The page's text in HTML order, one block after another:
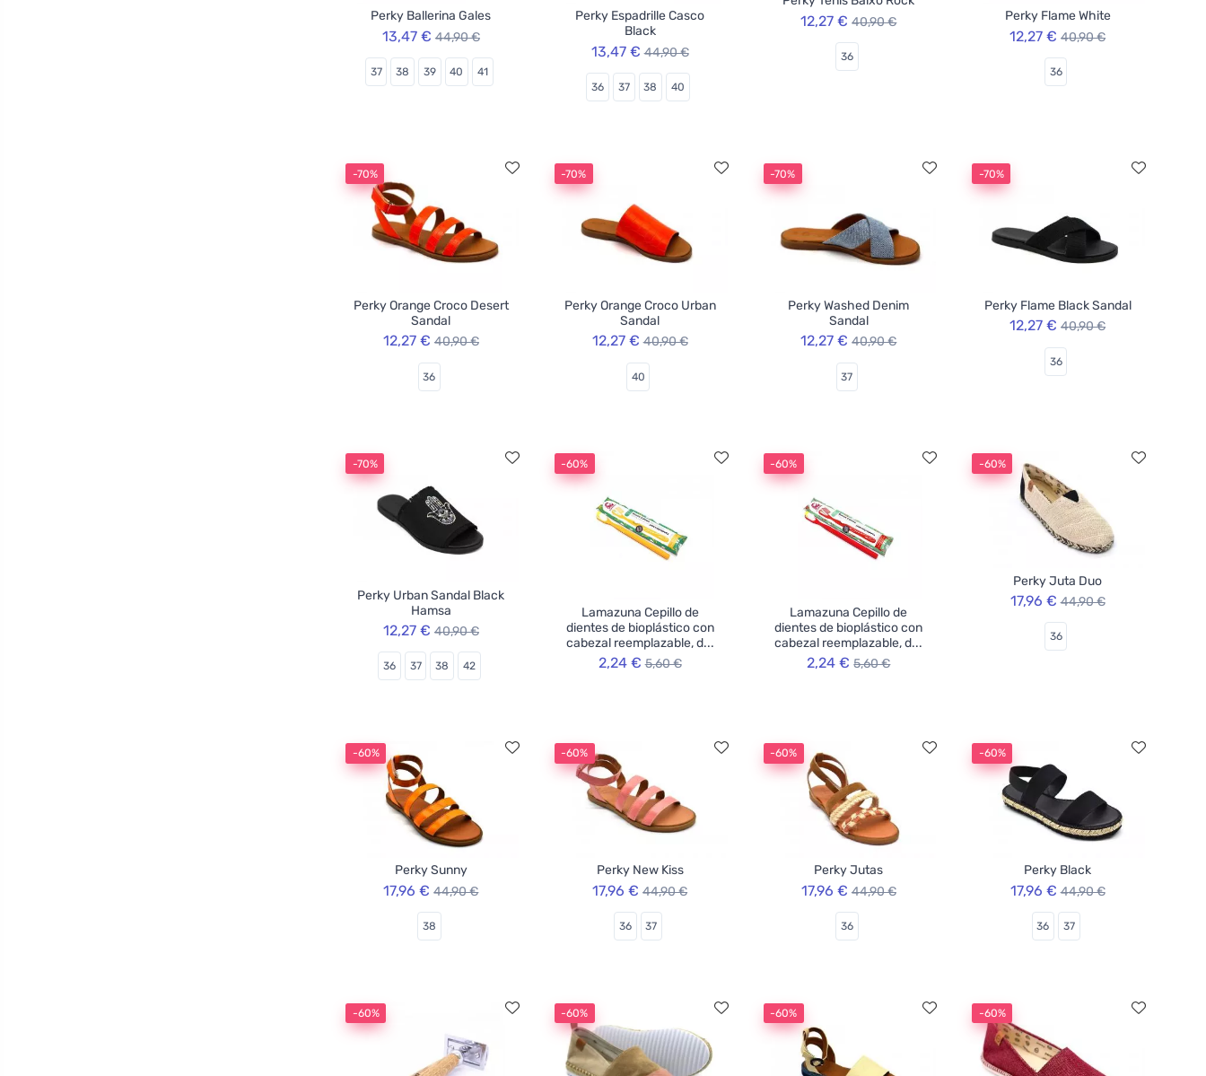
Perky Ballerina Gales
13,47 € 44,90 €
37 38 39 40 41
Perky Espadrille Casco
Black
13,47 € 44,90 €
36 37 38 40
12,27 € 40,90 €
36
Perky Flame White
12,27 € 40,90 €
36
-70%
Perky Orange Croco Desert
Sandal
12,27 € 40,90 €
36
-70%
Perky Orange Croco Urban
Sandal
12,27 € 40,90 €
40
-70%
Perky Washed Denim
Sandal
12,27 € 40,90 €
37
-70%
Perky Flame Black Sandal
12,27 € 40,90 €
36
-70%
Perky Urban Sandal Black
Hamsa
12,27 € 40,90 €
36 37 38 42
-60%
Lamazuna Cepillo de
dientes de bioplástico con
cabezal reemplazable, d...
2,24 € 5,60 €
-60%
Lamazuna Cepillo de
dientes de bioplástico con
cabezal reemplazable, d...
2,24 € 5,60 €
-60%
Perky Juta Duo
17,96 € 44,90 €
36
-60%
Perky Sunny
17,96 € 44,90 €
38
-60%
Perky New Kiss
17,96 € 44,90 €
36 37
-60%
Perky Jutas
17,96 € 44,90 €
36
-60%
Perky Black
17,96 € 44,90 €
36 37
-60% -60% -60% -60%